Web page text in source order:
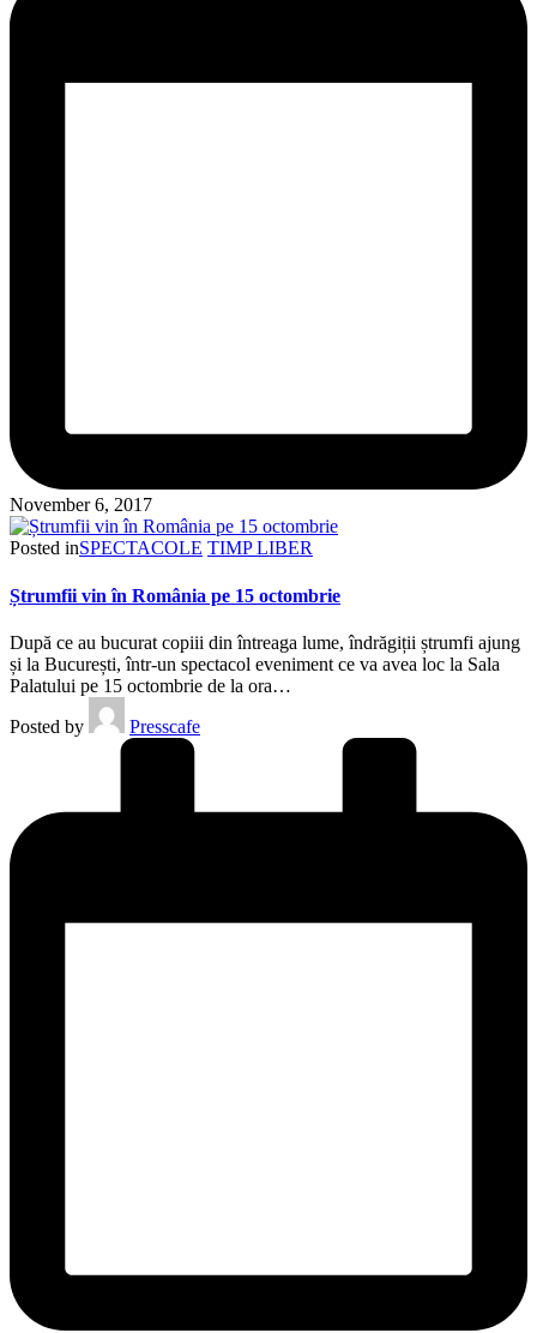
November 6, 2017
Posted inSPECTACOLE TIMP LIBER
Ștrumfii vin în România pe 15 octombrie
După ce au bucurat copiii din întreaga lume, îndrăgiții ștrumfi ajung
și la București, într-un spectacol eveniment ce va avea loc la Sala
Palatului pe 15 octombrie de la ora…
Posted by
Presscafe